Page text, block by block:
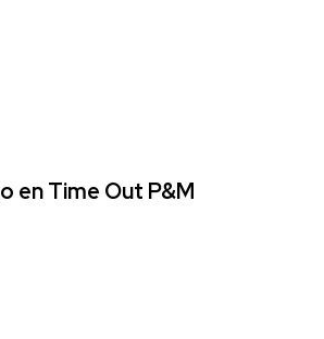
en Time Out P&M